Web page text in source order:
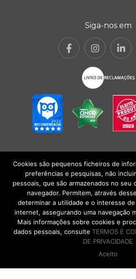
Siga-nos em
POLÍTICA DE PRIVACIDADE|TERMOS E
GERAIS DE VENDA| Alberto Oculista, SA 2026.
DE VOLTA AO
Cookies são pequenos ficheiros de
preferências e pesquisas, não
pessoais, que são armazenados no seu
navegador. Permitem, através
determinar a utilidade e o interesse
internet, assegurando uma navegação
Mais informações sobre cookies e
dados pessoais, consulte TERMOS E
DE PRIVACIDADE
Aceito